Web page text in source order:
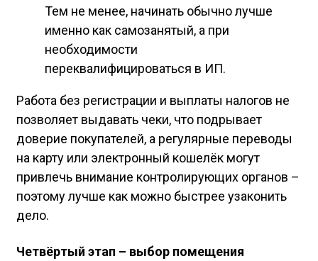
Тем не менее, начинать обычно лучше
именно как самозанятый, а при
необходимости
переквалифицироваться в ИП.
Работа без регистрации и выплаты налогов не
позволяет выдавать чеки, что подрывает
доверие покупателей, а регулярные переводы
на карту или электронный кошелёк могут
привлечь внимание контролирующих органов –
поэтому лучше как можно быстрее узаконить
дело.
Четвёртый этап – выбор помещения